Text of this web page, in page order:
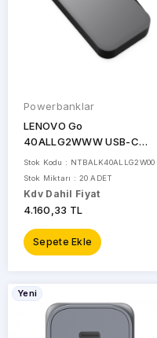
Powerbanklar
LENOVO Go
40ALLG2WWW USB-C
Notebook Taşınabilir Şarj
Cihazı (Powerbank)
Stok Kodu : NTBALK40ALLG2W00
Stok Miktarı : 20 ADET
Kdv Dahil Fiyat
4.160,33 TL
Sepete Ekle
Yeni